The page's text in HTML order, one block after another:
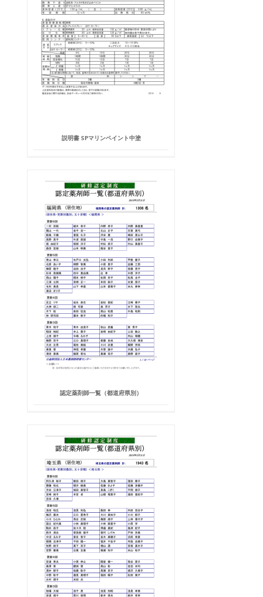
説明書 SPマリンペイント中塗
認定薬剤師一覧（都道府県別）